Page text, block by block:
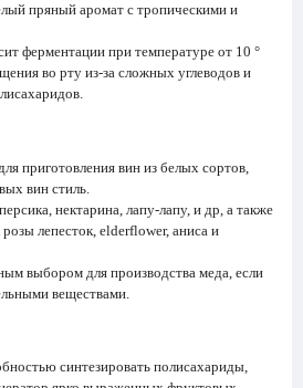
пряный аромат с тропическими и
ферментации при температуре от 10 °
во рту из-за сложных углеводов и
приготовления вин из белых сортов,
вин стиль.
нектарина, лапу-лапу, и др, а также
лепесток, elderflower, аниса и
выбором для производства меда, если
веществами.
синтезировать полисахариды,